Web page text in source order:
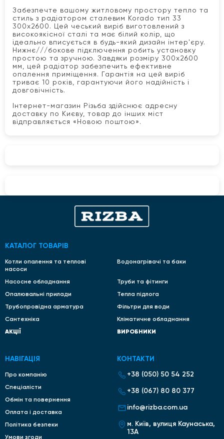
Забезпечте вашому житловому простору тепло та
стиль з радіатором сталевим Korado тип 33
300x2600. Цей чеський виріб виготовлений з
високоякісної сталі та має білий колір, що
ідеально вписується в будь-який дизайн інтер'єру.
Нижнє///бокове підключення робить установку
простою та зручною. Завдяки розміру 300x2600
мм, цей радіатор забезпечить ефективне
опалення приміщення. Гарантія на цей виріб
триває 10 років, гарантуючи його надійність і
довговічність.
Інтернет-магазин Різьба здійснює адресну
доставку по Києву, товар до інших міст
відправляється «Новою поштою».
КАТАЛОГ ТОВАРІВ
Котли опалення та теплові
насоси
Водонагрівачі та баки
Насосне обладнання
Труби та фітинги
Опалювальні прилади
Тепла підлога
Трубопровідна арматура
Фільтри для води
Сантехніка
Кліматичне обладнання
АКЦІЇ ВИРОБНИКИ
НАВІГАЦІЯ
Про компанію
Спеціалісти
Обмін та повернення
Оплата і доставка
Політика безпеки
Умови згоди
КОНТАКТИ
+38 (050) 50 54 252
+38 (067) 80 80 377
info@rizba.com.ua
м. Київ, вулиця Каунаська,
13А